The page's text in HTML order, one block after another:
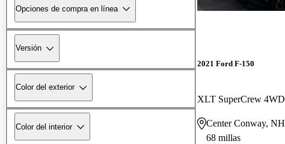
Opciones de compra en línea
Versión
Color del exterior
Color del interior
2021 Ford F-150
XLT SuperCrew 4WD
Center Conway, NH
68 millas